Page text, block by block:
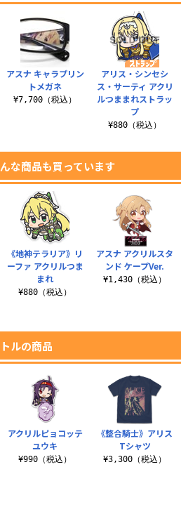
アリス・シンセシ
ス・サーティ アクリ
ルつままれストラッ
プ
¥880（税込）
アスナ キャラプリン
トメガネ
¥7,700（税込）
な商品も買っています
アスナ アクリルスタ
ンド ケープVer.
¥1,430（税込）
《地神テラリア》リ
ーファ アクリルつま
まれ
¥880（税込）
ルの商品
《整合騎士》アリス
Tシャツ
¥3,300（税込）
アクリルピョコッテ
ユウキ
¥990（税込）